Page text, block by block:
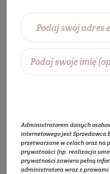
Administratorem danych
internetowego jest Sprzedawca
przetwarzane w celach oraz na
prywatności (np. realizacja
prywatnościzawiera pełną
administratora wraz z prawami